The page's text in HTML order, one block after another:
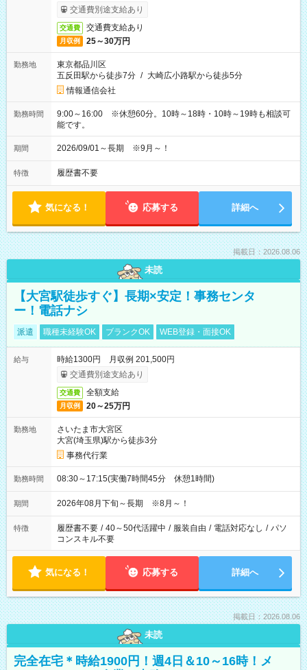
交通費別途支給あり
交通費 交通費支給あり
月収例 25～30万円
勤務地
東京都品川区
五反田駅から徒歩7分 / 大崎広小路駅から徒歩5分
情報通信会社
勤務時間
9:00～16:00 ※休憩60分。10時～18時・10時～19時も相談可
能です。
期間 2026/09/01～長期 ※9月～！
特徴 履歴書不要
気になる！ 応募する 詳細へ
掲載日：2026.08.06
未読
【大宮駅徒歩すぐ】長期×安定！事務センタ
ー！電話ナシ
派遣 職種未経験OK ブランクOK WEB登録・面接OK
給与
時給1300円 月収例 201,500円
交通費別途支給あり
交通費 全額支給
月収例 20～25万円
勤務地
さいたま市大宮区
大宮(埼玉県)駅から徒歩3分
事務代行業
勤務時間 08:30～17:15(実働7時間45分 休憩1時間)
期間 2026年08月下旬～長期 ※8月～！
特徴 履歴書不要 / 40～50代活躍中 / 服装自由 / 電話対応なし / パソ
コンスキル不要
気になる！ 応募する 詳細へ
掲載日：2026.08.06
未読
完全在宅＊時給1900円！週4日＆10～16時！メ